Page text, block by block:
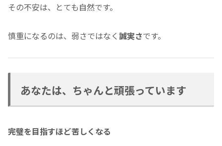
その不安は、とても自然です。
慎重になるのは、弱さではなく誠実さです。
あなたは、ちゃんと頑張っています
完璧を目指すほど苦しくなる